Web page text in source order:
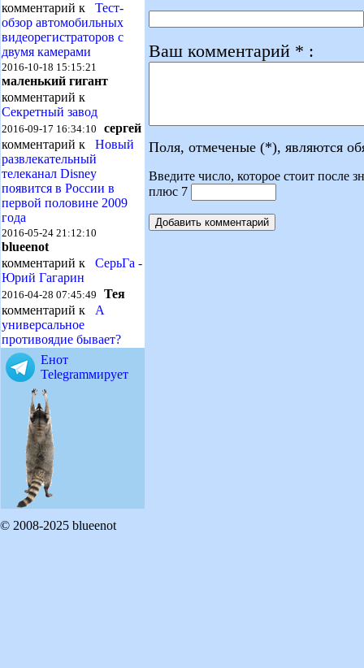
комментарий к Тест-
обзор автомобильных
видеорегистраторов с
двумя камерами
2016-10-18 15:15:21
маленький гигант
комментарий к
Секретный завод
2016-09-17 16:34:10 сергей
комментарий к Новый
развлекательный
телеканал Disney
появится в России в
первой половине 2009
года
2016-05-24 21:12:10
blueenot
комментарий к СерьГа -
Юрий Гагарин
2016-04-28 07:45:49 Тея
комментарий к А
универсальное
противоядие бывает?
Енот
Telegramмирует
Ваш комментарий * :
Поля, отмеченые (*), являются
Введите число, которое стоит после
плюс 7
© 2008-2025 blueenot